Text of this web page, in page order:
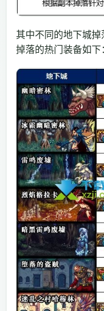
其中不同的地下城
掉落的热门装备如下：